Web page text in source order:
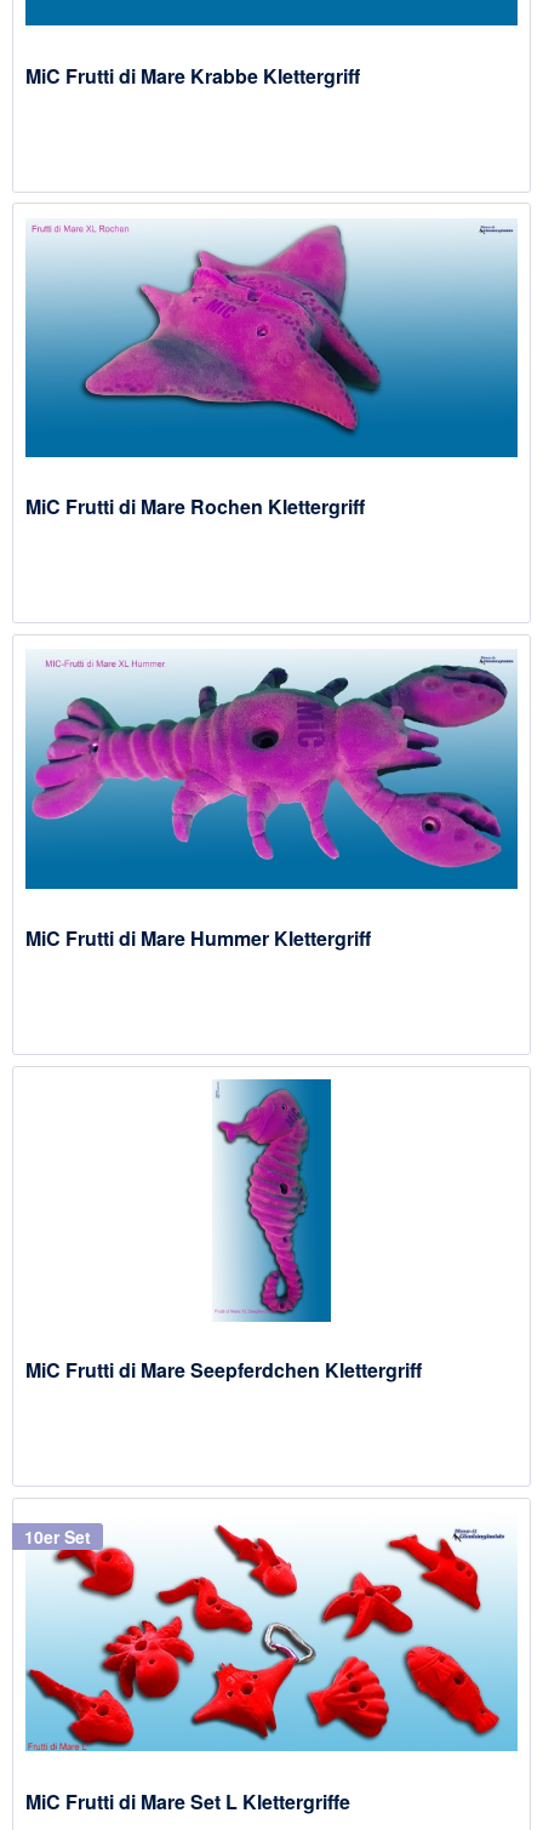
MiC Frutti di Mare Krabbe Klettergriff
MiC Frutti di Mare Rochen Klettergriff
MiC Frutti di Mare Hummer Klettergriff
MiC Frutti di Mare Seepferdchen Klettergriff
10er Set
MiC Frutti di Mare Set L Klettergriffe